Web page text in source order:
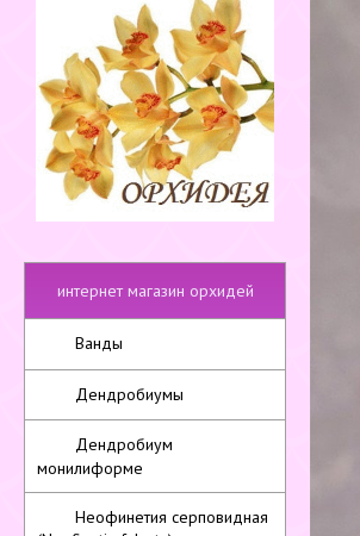
интернет магазин орхидей
Ванды
Дендробиумы
Дендробиум
монилиформе
Неофинетия серповидная